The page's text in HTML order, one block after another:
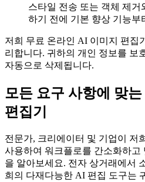
스타일 전송 또는 객체 제
하기 전에 기본 향상 기능부
저희 무료 온라인 AI 이미지 편집
리합니다. 귀하의 개인 정보를 보
자동으로 삭제됩니다.
모든 요구 사항에 맞
편집기
전문가, 크리에이터 및 기업이 저
사용하여 워크플로를 간소화하고
을 알아보세요. 전자 상거래에서
희의 다재다능한 AI 편집 도구는